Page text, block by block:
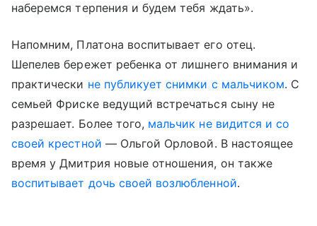
наберемся терпения и будем тебя ждать».
Напомним, Платона воспитывает его отец.
Шепелев бережет ребенка от лишнего внимания и
практически не публикует снимки с мальчиком. С
семьей Фриске ведущий встречаться сыну не
разрешает. Более того, мальчик не видится и со
своей крестной — Ольгой Орловой. В настоящее
время у Дмитрия новые отношения, он также
воспитывает дочь своей возлюбленной.